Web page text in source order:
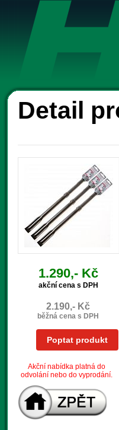
Detail
1.290,- Kč
akční cena s DPH
2.190,- Kč
běžná cena s DPH
Poptat produkt
Akční nabídka platná do
odvolání nebo do vyprodání.